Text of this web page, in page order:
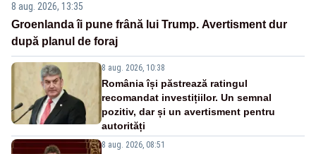
8 aug. 2026, 13:35
Groenlanda îi pune frână lui Trump. Avertisment dur
după planul de foraj
8 aug. 2026, 10:38
România își păstrează ratingul
recomandat investițiilor. Un semnal
pozitiv, dar și un avertisment pentru
autorități
8 aug. 2026, 08:51